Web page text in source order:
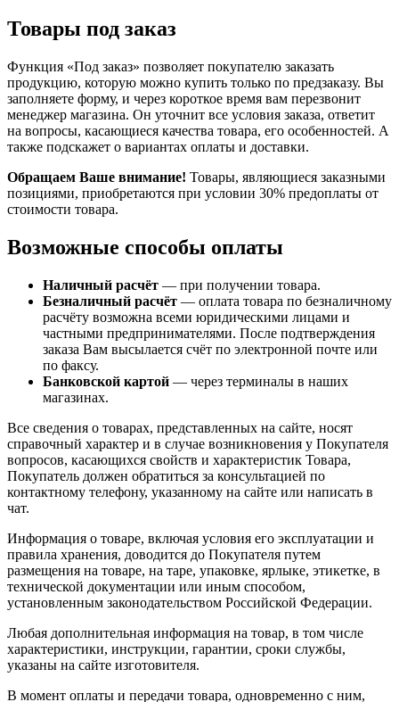
Товары под заказ
Функция «Под заказ» позволяет покупателю заказать
продукцию, которую можно купить только по предзаказу. Вы
заполняете форму, и через короткое время вам перезвонит
менеджер магазина. Он уточнит все условия заказа, ответит
на вопросы, касающиеся качества товара, его особенностей. А
также подскажет о вариантах оплаты и доставки.
Обращаем Ваше внимание! Товары, являющиеся заказными
позициями, приобретаются при условии 30% предоплаты от
стоимости товара.
Возможные способы оплаты
Наличный расчёт — при получении товара.
Безналичный расчёт — оплата товара по безналичному
расчёту возможна всеми юридическими лицами и
частными предпринимателями. После подтверждения
заказа Вам высылается счёт по электронной почте или
по факсу.
Банковской картой — через терминалы в наших
магазинах.
Все сведения о товарах, представленных на сайте, носят
справочный характер и в случае возникновения у Покупателя
вопросов, касающихся свойств и характеристик Товара,
Покупатель должен обратиться за консультацией по
контактному телефону, указанному на сайте или написать в
чат.
Информация о товаре, включая условия его эксплуатации и
правила хранения, доводится до Покупателя путем
размещения на товаре, на таре, упаковке, ярлыке, этикетке, в
технической документации или иным способом,
установленным законодательством Российской Федерации.
Любая дополнительная информация на товар, в том числе
характеристики, инструкции, гарантии, сроки службы,
указаны на сайте изготовителя.
В момент оплаты и передачи товара, одновременно с ним,